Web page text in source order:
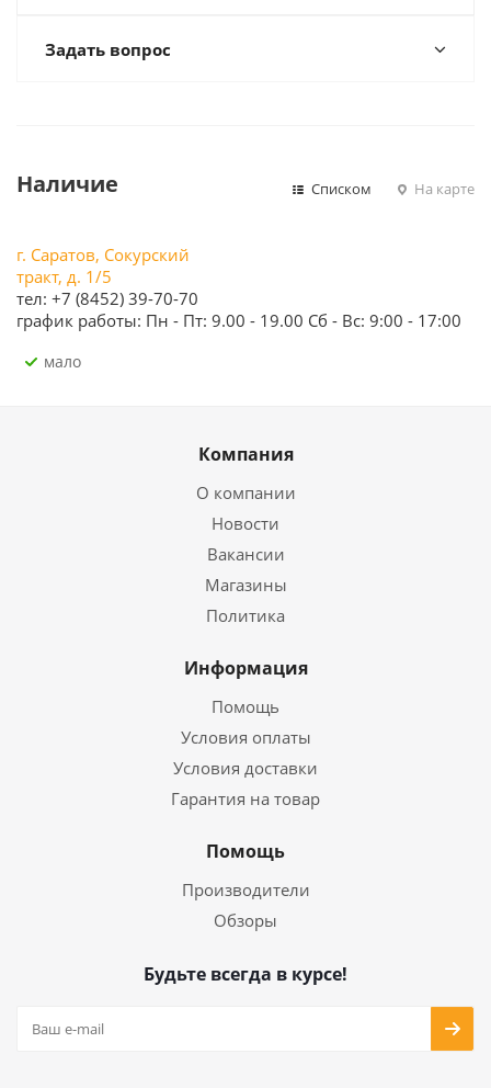
Задать вопрос
Наличие Списком На карте
г. Саратов, Сокурский
тракт, д. 1/5
тел: +7 (8452) 39-70-70
график работы: Пн - Пт: 9.00 - 19.00 Сб - Вс: 9:00 - 17:00
Мало
Компания
О компании
Новости
Вакансии
Магазины
Политика
Информация
Помощь
Условия оплаты
Условия доставки
Гарантия на товар
Помощь
Производители
Обзоры
Будьте всегда в курсе!